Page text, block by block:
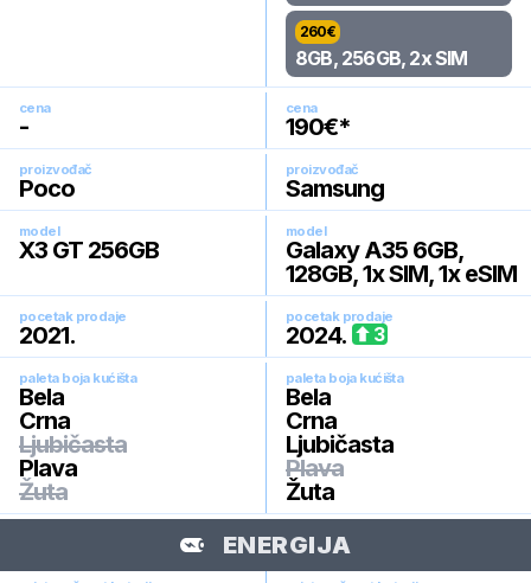
260€
8GB, 256GB, 2x SIM
cena
-
cena
190€*
proizvođač
Poco
proizvođač
Samsung
model
X3 GT 256GB
model
Galaxy A35 6GB,
128GB, 1x SIM, 1x eSIM
pocetak prodaje
2021.
pocetak prodaje
2024. 3
paleta boja kućišta
Bela
Crna
Ljubičasta
Plava
Žuta
paleta boja kućišta
Bela
Crna
Ljubičasta
Plava
Žuta
ENERGIJA